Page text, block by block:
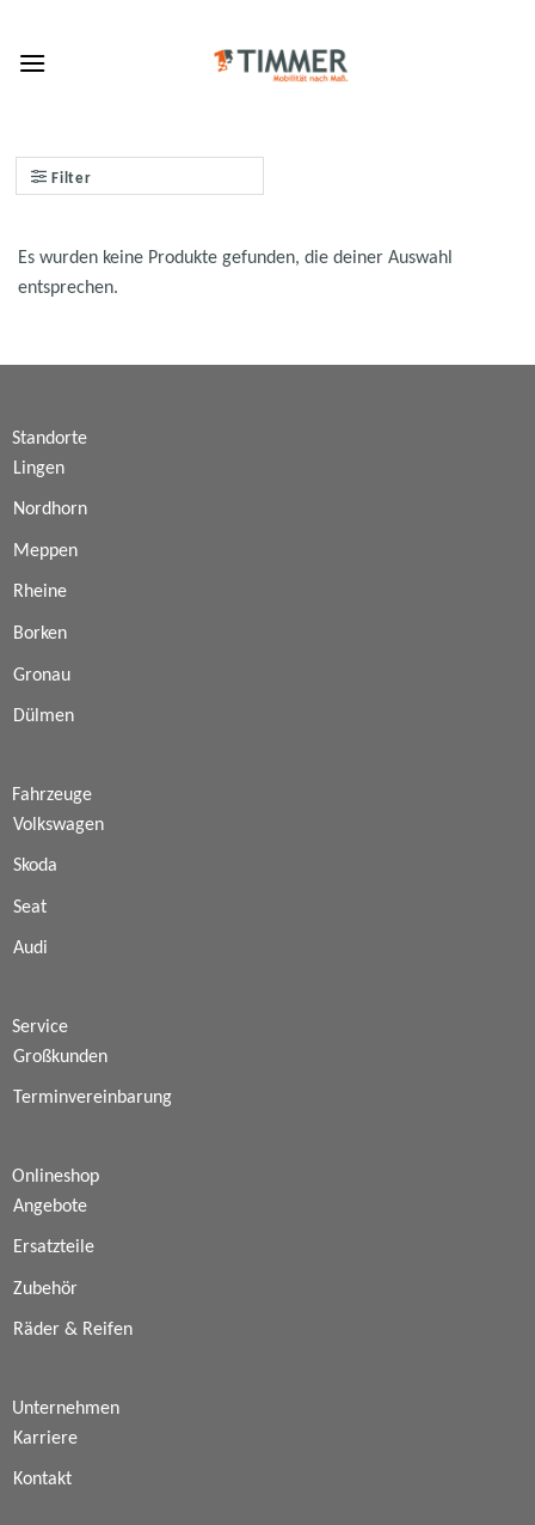
content
Filter
Es wurden keine Produkte gefunden, die deiner Auswahl
entsprechen.
Standorte
Lingen
Nordhorn
Meppen
Rheine
Borken
Gronau
Dülmen
Fahrzeuge
Volkswagen
Skoda
Seat
Audi
Service
Großkunden
Terminvereinbarung
Onlineshop
Angebote
Ersatzteile
Zubehör
Räder & Reifen
Unternehmen
Karriere
Kontakt